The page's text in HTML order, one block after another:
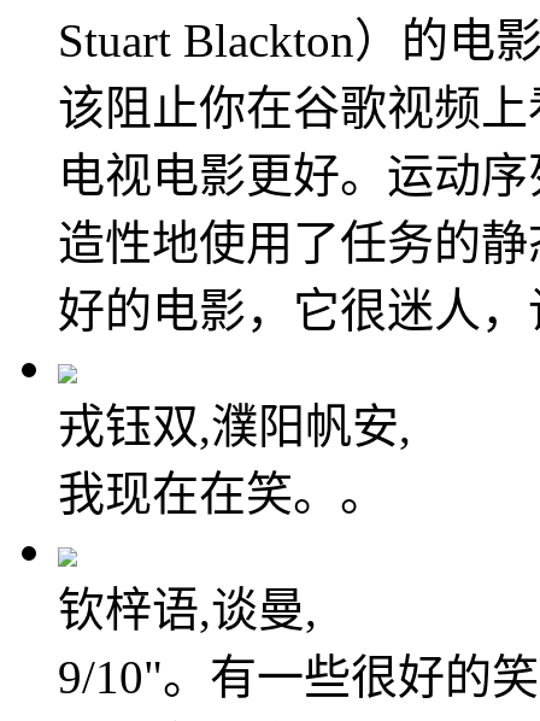
Stuart Blackton）的电
该阻止你在谷歌视频
电视电影更好。运动
造性地使用了任务的
好的电影，它很迷人
戎钰双,濮阳帆安,
我现在在笑。。
钦梓语,谈曼,
9/10"。有一些很好的